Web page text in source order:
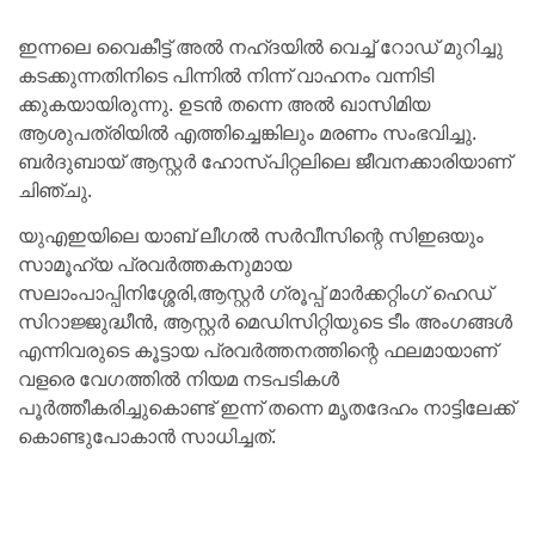
ഇന്നലെ വൈകീട്ട് അൽ നഹ്ദയിൽ വെച്ച് റോഡ് മുറിച്ചു
കടക്കുന്നതിനിടെ പിന്നിൽ നിന്ന് വാഹനം വന്നിടി
ക്കുകയായിരുന്നു. ഉടൻ തന്നെ അൽ ഖാസിമിയ
ആശുപത്രിയിൽ എത്തിച്ചെങ്കിലും മരണം സംഭവിച്ചു.
ബർദുബായ് ആസ്റ്റർ ഹോസ്പിറ്റലിലെ ജീവനക്കാരിയാണ്
ചിഞ്ചു.
യുഎഇയിലെ യാബ് ലീഗൽ സർവീസിന്റെ സിഇഒയും
സാമൂഹ്യ പ്രവർത്തകനുമായ
സലാംപാപ്പിനിശ്ശേരി,ആസ്റ്റർ ഗ്രൂപ്പ് മാർക്കറ്റിംഗ് ഹെഡ്
സിറാജ്ജുദ്ധീൻ, ആസ്റ്റർ മെഡിസിറ്റിയുടെ ടീം അംഗങ്ങൾ
എന്നിവരുടെ കൂട്ടായ പ്രവർത്തനത്തിന്റെ ഫലമായാണ്
വളരെ വേഗത്തിൽ നിയമ നടപടികൾ
പൂർത്തീകരിച്ചുകൊണ്ട് ഇന്ന് തന്നെ മൃതദേഹം നാട്ടിലേക്ക്
കൊണ്ടുപോകാൻ സാധിച്ചത്.